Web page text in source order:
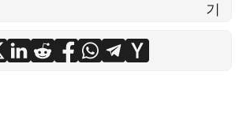
기